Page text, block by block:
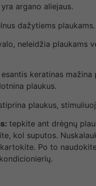
argano aliejaus.
dažytiems plaukams.
neleidžia plaukams
keratinas mažina
plaukus.
plaukus,
tepkite ant drėgnų
kol suputos.
Po to